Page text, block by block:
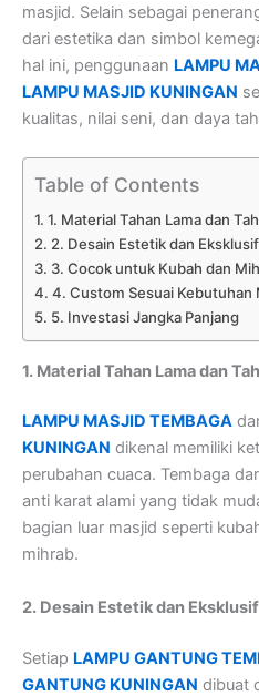
masjid. Selain sebagai
dari estetika dan simbol
hal ini, penggunaan LAMPU
LAMPU MASJID KUNINGAN
kualitas, nilai seni, dan daya
Table of Contents
1. Material Tahan Lama dan
2. Desain Estetik dan Eksklusif
3. Cocok untuk Kubah dan
4. Custom Sesuai Kebutuhan
5. Investasi Jangka Panjang
1. Material Tahan Lama dan
LAMPU MASJID TEMBAGA
KUNINGAN dikenal memiliki
perubahan cuaca. Tembaga
anti karat alami yang tidak
bagian luar masjid seperti
mihrab.
2. Desain Estetik dan Eksklusif
Setiap LAMPU GANTUNG
GANTUNG KUNINGAN dibuat